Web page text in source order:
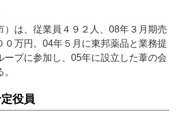
は、従業員４９２人、08年３月期売
０万円。04年５月に東邦薬品と業務提
ープに参加し、05年に設立した葦の会
役員